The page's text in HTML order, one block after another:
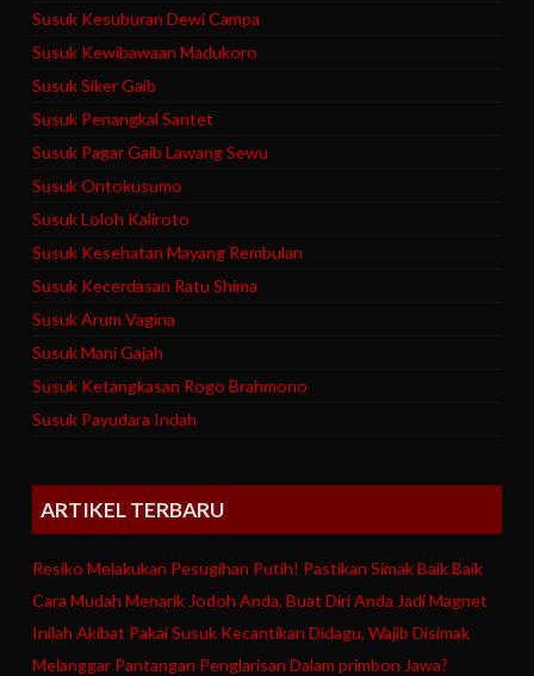
Susuk Kesuburan Dewi Campa
Susuk Kewibawaan Madukoro
Susuk Siker Gaib
Susuk Penangkal Santet
Susuk Pagar Gaib Lawang Sewu
Susuk Ontokusumo
Susuk Loloh Kaliroto
Susuk Kesehatan Mayang Rembulan
Susuk Kecerdasan Ratu Shima
Susuk Arum Vagina
Susuk Mani Gajah
Susuk Ketangkasan Rogo Brahmono
Susuk Payudara Indah
ARTIKEL TERBARU
Resiko Melakukan Pesugihan Putih! Pastikan Simak Baik Baik
Cara Mudah Menarik Jodoh Anda, Buat Diri Anda Jadi Magnet
Inilah Akibat Pakai Susuk Kecantikan Didagu, Wajib Disimak
Melanggar Pantangan Penglarisan Dalam primbon Jawa?